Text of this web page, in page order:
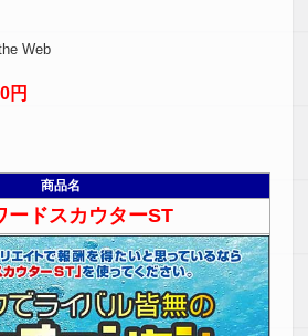
Web
円
商品名
ードスカウターST